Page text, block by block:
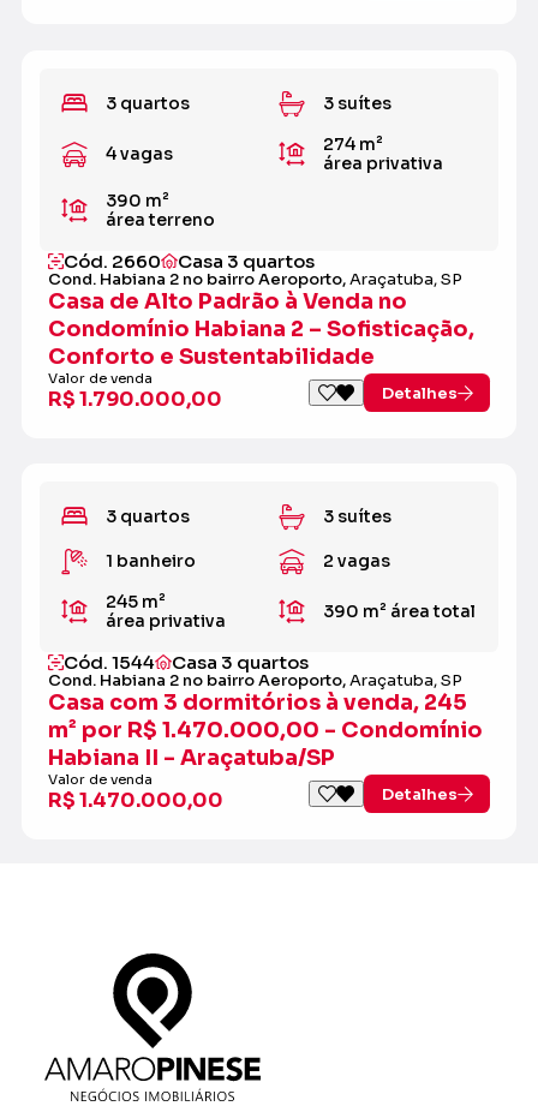
3 quartos 3 suítes
4 vagas
274 m²
área privativa
390 m²
área terreno
Cód. 2660 Casa 3 quartos
Cond. Habiana 2 no bairro Aeroporto,Araçatuba, SP
Casa de Alto Padrão à Venda no
Condomínio Habiana 2 – Sofisticação,
Conforto e Sustentabilidade
Valor de venda
R$ 1.790.000,00 Detalhes
3 quartos 3 suítes
1 banheiro
2 vagas
245 m²
área privativa
390 m² área total
Cód. 1544 Casa 3 quartos
Cond. Habiana 2 no bairro Aeroporto,Araçatuba, SP
Casa com 3 dormitórios à venda, 245
m² por R$ 1.470.000,00 - Condomínio
Habiana II - Araçatuba/SP
Valor de venda
R$ 1.470.000,00 Detalhes